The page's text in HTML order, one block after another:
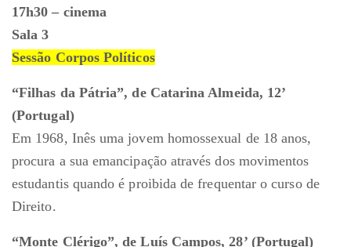
17h30 – cinema
Sala 3
Sessão Corpos Políticos
“Filhas da Pátria”, de Catarina Almeida, 12’
(Portugal)
Em 1968, Inês uma jovem homossexual de 18 anos,
procura a sua emancipação através dos movimentos
estudantis quando é proibida de frequentar o curso de
Direito.
“Monte Clérigo”, de Luís Campos, 28’ (Portugal)